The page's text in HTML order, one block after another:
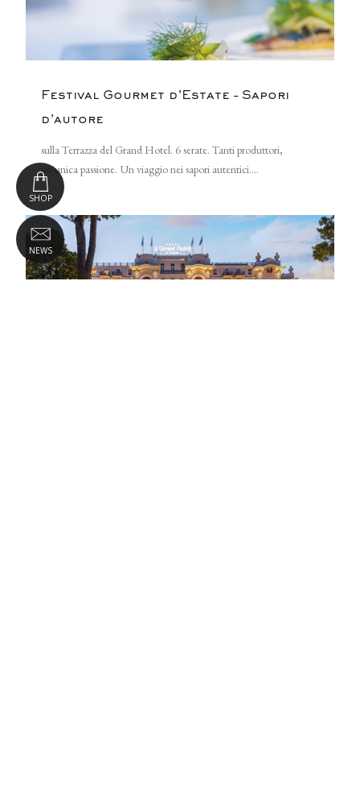
SHOP
NEWS
Festival Gourmet d’Estate – Sapori
d’autore
sulla Terrazza del Grand Hotel. 6 serate. Tanti produttori,
un'unica passione. Un viaggio nei sapori autentici....